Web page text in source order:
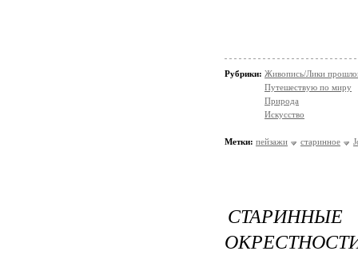
Рубрики: Живопись/Лики
Путешествую по миру
Природа
Искусство
Метки: пейзажи старинное